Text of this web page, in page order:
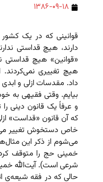
۱۳۸۶-۰۹-۱۸
قوانینی که در یک
دارند، هیچ قداستی
«قوانین» هیچ قداستی
هیچ تغییری نمی‌کردند.
داد. مقدسات ازلی و
بیایم. وقتی فقیهی به
و عرفاً یک قانون دینی
که آن قانون «قداست»
خاص دستخوش تغییر
می‌شوم از ذکر این
خمینی حج را متوقف
شرعی است). آیت‌الله
حالی که در فقه شیعه‌ی